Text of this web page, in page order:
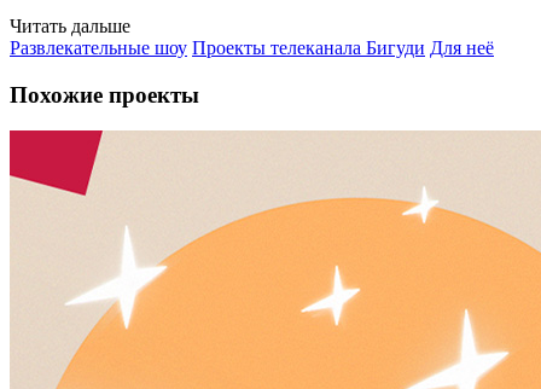
Читать дальше
Развлекательные шоу Проекты телеканала Бигуди Для неё
Похожие проекты